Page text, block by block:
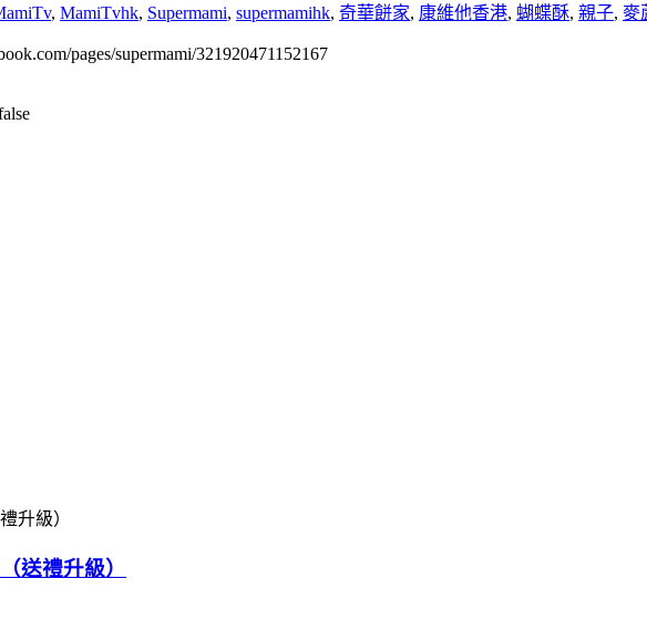
, MamiTvhk, Supermami, supermamihk, 奇華餅家, 康維他香港, 蝴蝶酥, 親子, 麥
pages/supermami/321920471152167
送禮升級）